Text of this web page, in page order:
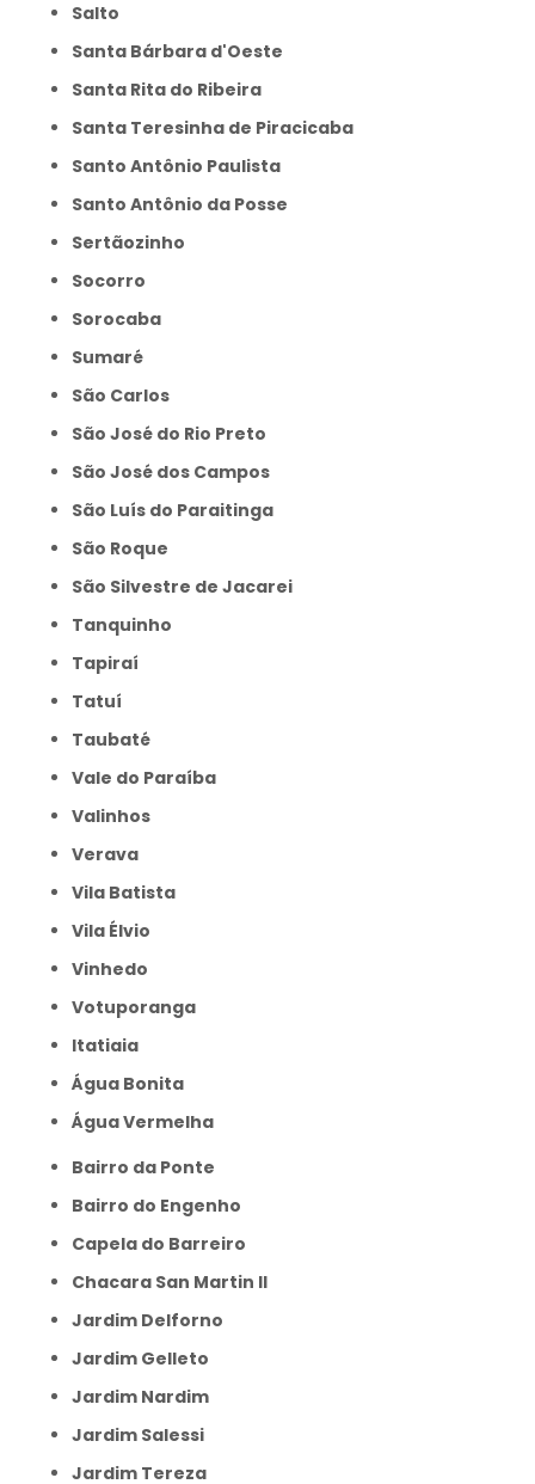
Salto
Santa Bárbara d'Oeste
Santa Rita do Ribeira
Santa Teresinha de Piracicaba
Santo Antônio Paulista
Santo Antônio da Posse
Sertãozinho
Socorro
Sorocaba
Sumaré
São Carlos
São José do Rio Preto
São José dos Campos
São Luís do Paraitinga
São Roque
São Silvestre de Jacarei
Tanquinho
Tapiraí
Tatuí
Taubaté
Vale do Paraíba
Valinhos
Verava
Vila Batista
Vila Élvio
Vinhedo
Votuporanga
itatiaia
Água Bonita
Água Vermelha
Bairro da Ponte
Bairro do Engenho
Capela do Barreiro
Chacara San Martin II
Jardim Delforno
Jardim Gelleto
Jardim Nardim
Jardim Salessi
Jardim Tereza